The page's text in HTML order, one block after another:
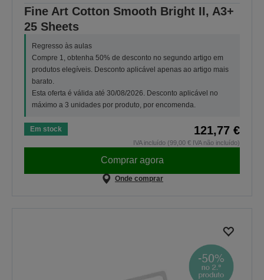
Fine Art Cotton Smooth Bright II, A3+
25 Sheets
Regresso às aulas
Compre 1, obtenha 50% de desconto no segundo artigo em
produtos elegíveis. Desconto aplicável apenas ao artigo mais
barato.
Esta oferta é válida até 30/08/2026. Desconto aplicável no
máximo a 3 unidades por produto, por encomenda.
Em stock 121,77 €
IVA incluído (99,00 € IVA não incluído)
Comprar agora
Onde comprar